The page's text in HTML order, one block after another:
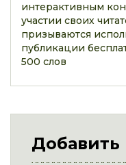
интерактивным
участии своих
призываются
публикации
500 слов